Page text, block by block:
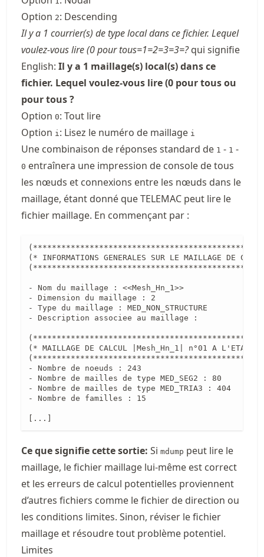
Option 2: Descending
Il y a 1 courrier(s) de type local dans ce fichier. Lequel
voulez-vous lire (0 pour tous=1=2=3=3=?qui signifie
English: Il y a 1 maillage(s) local(s) dans ce
fichier. Lequel voulez-vous lire (0 pour tous ou
pour tous ?
Option 0: Tout lire
Option i : Lisez le numéro de maillage i
Une combinaison de réponses standard de 1 - 1 -
0 entraînera une impression de console de tous
les nœuds et connexions entre les nœuds dans le
maillage, étant donné que TELEMAC peut lire le
fichier maillage. En commençant par :
(* INFORMATIONS GENERALES SUR LE MAILLAGE DE
- Nom du maillage : <<Mesh_Hn_1>>
- Dimension du maillage : 2
- Type du maillage : MED_NON_STRUCTURE
- Description associee au maillage :
(* MAILLAGE DE CALCUL |Mesh_Hn_1| n°01 A
- Nombre de noeuds : 243
- Nombre de mailles de type MED_SEG2 : 80
- Nombre de mailles de type MED_TRIA3 : 404
- Nombre de familles : 15
[...]
Ce que signifie cette sortie: Si mdump peut lire le
maillage, le fichier maillage lui-même est correct
et les erreurs de calcul potentielles proviennent
d’autres fichiers comme le fichier de direction ou
les conditions limites. Sinon, réviser le fichier
maillage et résoudre tout problème potentiel.
Limites